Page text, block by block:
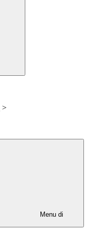
>
Menu di